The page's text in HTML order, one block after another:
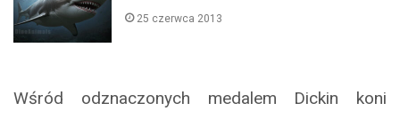
25 czerwca 2013
Wśród odznaczonych medalem Dickin koni